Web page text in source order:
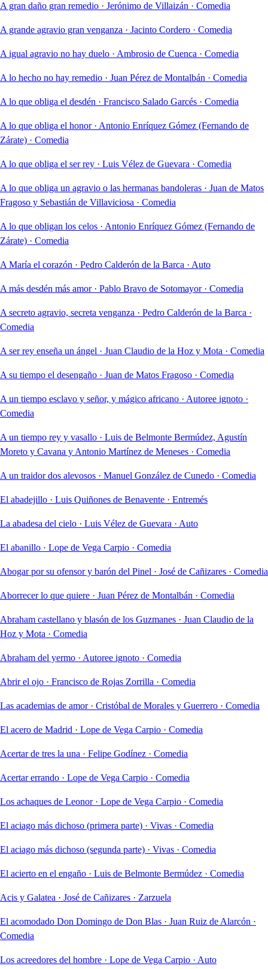
A gran daño gran remedio · Jerónimo de Villaizán · Comedia
A grande agravio gran venganza · Jacinto Cordero · Comedia
A igual agravio no hay duelo · Ambrosio de Cuenca · Comedia
A lo hecho no hay remedio · Juan Pérez de Montalbán · Comedia
A lo que obliga el desdén · Francisco Salado Garcés · Comedia
A lo que obliga el honor · Antonio Enríquez Gómez (Fernando de
Zárate) · Comedia
A lo que obliga el ser rey · Luis Vélez de Guevara · Comedia
A lo que obliga un agravio o las hermanas bandoleras · Juan de Matos
Fragoso y Sebastián de Villaviciosa · Comedia
A lo que obligan los celos · Antonio Enríquez Gómez (Fernando de
Zárate) · Comedia
A María el corazón · Pedro Calderón de la Barca · Auto
A más desdén más amor · Pablo Bravo de Sotomayor · Comedia
A secreto agravio, secreta venganza · Pedro Calderón de la Barca ·
Comedia
A ser rey enseña un ángel · Juan Claudio de la Hoz y Mota · Comedia
A su tiempo el desengaño · Juan de Matos Fragoso · Comedia
A un tiempo esclavo y señor, y mágico africano · Autoree ignoto ·
Comedia
A un tiempo rey y vasallo · Luis de Belmonte Bermúdez, Agustín
Moreto y Cavana y Antonio Martínez de Meneses · Comedia
A un traidor dos alevosos · Manuel González de Cunedo · Comedia
El abadejillo · Luis Quiñones de Benavente · Entremés
La abadesa del cielo · Luis Vélez de Guevara · Auto
El abanillo · Lope de Vega Carpio · Comedia
Abogar por su ofensor y barón del Pinel · José de Cañizares · Comedia
Aborrecer lo que quiere · Juan Pérez de Montalbán · Comedia
Abraham castellano y blasón de los Guzmanes · Juan Claudio de la
Hoz y Mota · Comedia
Abraham del yermo · Autoree ignoto · Comedia
Abrir el ojo · Francisco de Rojas Zorrilla · Comedia
Las academias de amor · Cristóbal de Morales y Guerrero · Comedia
El acero de Madrid · Lope de Vega Carpio · Comedia
Acertar de tres la una · Felipe Godínez · Comedia
Acertar errando · Lope de Vega Carpio · Comedia
Los achaques de Leonor · Lope de Vega Carpio · Comedia
El aciago más dichoso (primera parte) · Vivas · Comedia
El aciago más dichoso (segunda parte) · Vivas · Comedia
El acierto en el engaño · Luis de Belmonte Bermúdez · Comedia
Acis y Galatea · José de Cañizares · Zarzuela
El acomodado Don Domingo de Don Blas · Juan Ruiz de Alarcón ·
Comedia
Los acreedores del hombre · Lope de Vega Carpio · Auto